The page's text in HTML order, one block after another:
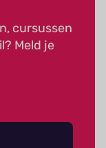
cursussen
Meld je